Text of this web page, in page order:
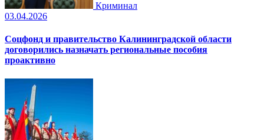
Криминал
03.04.2026
Соцфонд и правительство Калининградской области
договорились назначать региональные пособия
проактивно